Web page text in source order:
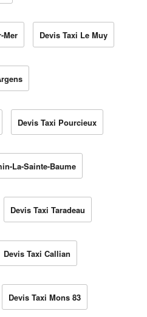
Mer Devis Taxi Le Muy
Devis Taxi Pourcieux
La-Sainte-Baume
Devis Taxi Taradeau
Devis Taxi Callian
Devis Taxi Mons 83